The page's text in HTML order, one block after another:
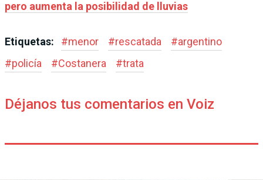
pero aumenta la posibilidad de lluvias
Etiquetas: #menor #rescatada #argentino
#policía #Costanera #trata
Déjanos tus comentarios en Voiz